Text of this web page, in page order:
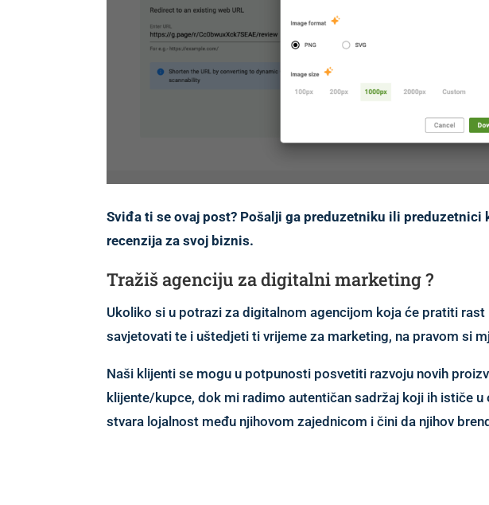
Sviđa ti se ovaj post? Pošalji ga preduzetniku ili preduzetnici
recenzija za svoj biznis.
Tražiš agenciju za digitalni marketing ?
Ukoliko si u potrazi za digitalnom agencijom koja će pratiti rast
savjetovati te i uštedjeti ti vrijeme za marketing, na pravom si
Naši klijenti se mogu u potpunosti posvetiti razvoju novih
klijente/kupce, dok mi radimo autentičan sadržaj koji ih ističe u
stvara lojalnost među njihovom zajednicom i čini da njihov